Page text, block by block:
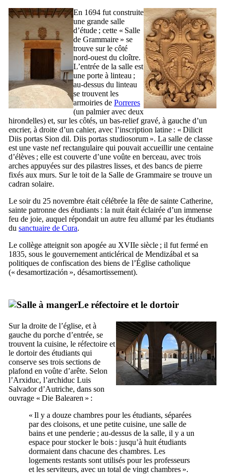
En 1694 fut construite
une grande salle
d’étude ; cette « Salle
de Grammaire » se
trouve sur le côté
nord-ouest du cloître.
L’entrée de la salle est
une porte à linteau ;
au-dessus du linteau
se trouvent les
armoiries de Porreres
(un palmier avec deux
hirondelles) et, sur les côtés, un bas-relief gravé, à gauche d’un
encrier, à droite d’un cahier, avec l’inscription latine : « Dilicit
Diis portas Sion dil. Diis portas studiosorum ». La salle de classe
est une vaste nef rectangulaire qui pouvait accueillir une centaine
d’élèves ; elle est couverte d’une voûte en berceau, avec trois
arches appuyées sur des pilastres lisses, et des bancs de pierre
fixés aux murs. Sur le toit de la Salle de Grammaire se trouve un
cadran solaire.
Le soir du 25 novembre était célébrée la fête de sainte Catherine,
sainte patronne des étudiants : la nuit était éclairée d’un immense
feu de joie, auquel répondait un autre feu allumé par les étudiants
du sanctuaire de Cura.
Le collège atteignit son apogée au XVIIe siècle ; il fut fermé en
1835, sous le gouvernement anticlérical de Mendizábal et sa
politiques de confiscation des biens de l’Église catholique
(« desamortización », désamortissement).
Le réfectoire et le dortoir
Sur la droite de l’église, et à
gauche du porche d’entrée, se
trouvent la cuisine, le réfectoire et
le dortoir des étudiants qui
conserve ses trois sections de
plafond en voûte d’arête. Selon
l’Arxiduc, l’archiduc Luis
Salvador d’Autriche, dans son
ouvrage « Die Balearen » :
« Il y a douze chambres pour les étudiants, séparées
par des cloisons, et une petite cuisine, une salle de
bains et une penderie ; au-dessus de la salle, il y a un
espace pour stocker le bois : jusqu’à huit étudiants
dormaient dans chacune des chambres. Les
logements restants sont utilisés pour les professeurs
et les serviteurs, avec un total de vingt chambres ».